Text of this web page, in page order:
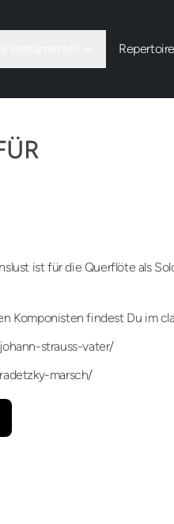
ist für die Querflöte als
Komponisten findest Du im
strauss-vater/
marsch/